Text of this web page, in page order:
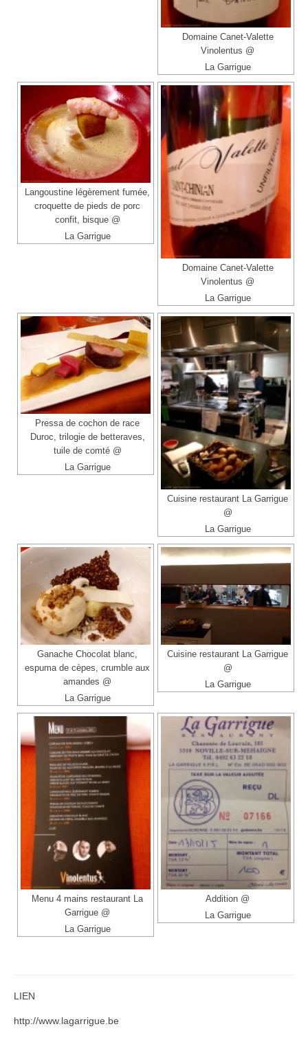
Domaine Canet-Valette
Vinolentus @
La Garrigue
Langoustine légèrement fumée,
croquette de pieds de porc
confit, bisque @
La Garrigue
Domaine Canet-Valette
Vinolentus @
La Garrigue
Pressa de cochon de race
Duroc, trilogie de betteraves,
tuile de comté @
La Garrigue
Cuisine restaurant La Garrigue
@
La Garrigue
Ganache Chocolat blanc,
espuma de cèpes, crumble aux
amandes @
La Garrigue
Cuisine restaurant La Garrigue
@
La Garrigue
Menu 4 mains restaurant La
Garrigue @
La Garrigue
Addition @
La Garrigue
LIEN
http://www.lagarrigue.be